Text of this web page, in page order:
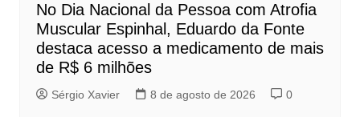
No Dia Nacional da Pessoa com Atrofia
Muscular Espinhal, Eduardo da Fonte
destaca acesso a medicamento de mais
de R$ 6 milhões
Sérgio Xavier 8 de agosto de 2026 0